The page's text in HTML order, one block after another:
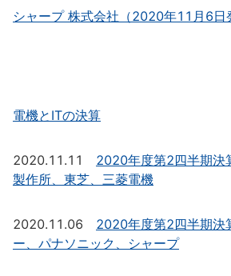
シャープ 株式会社（2020年11月6日
電機とITの決算
2020.11.11 2020年度第2四半期決
製作所、東芝、三菱電機
2020.11.06 2020年度第2四半期決
ー、パナソニック、シャープ